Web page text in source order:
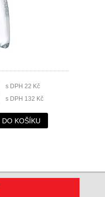
s DPH 22 Kč
s DPH 132 Kč
DO KOŠÍKU